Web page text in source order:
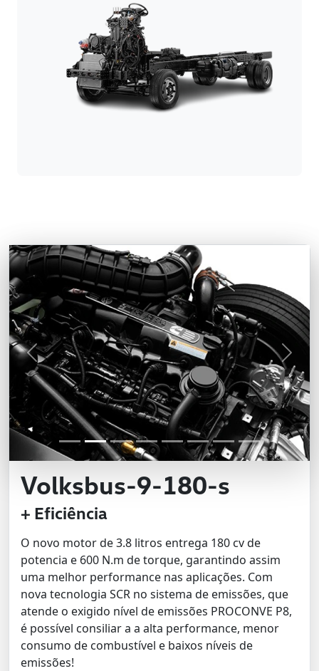
Volksbus-9-180-s
+ Eficiência
O novo motor de 3.8 litros entrega 180 cv de
potencia e 600 N.m de torque, garantindo assim
uma melhor performance nas aplicações. Com
nova tecnologia SCR no sistema de emissões, que
atende o exigido nível de emissões PROCONVE P8,
é possível consiliar a a alta performance, menor
consumo de combustível e baixos níveis de
emissões!
Previous Next